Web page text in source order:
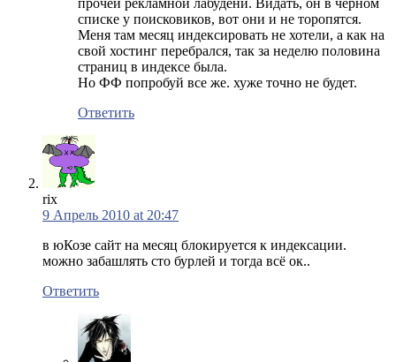
прочей рекламной лабудени. Видать, он в черном
списке у поисковиков, вот они и не торопятся.
Меня там месяц индексировать не хотели, а как на
свой хостинг перебрался, так за неделю половина
страниц в индексе была.
Но ФФ попробуй все же. хуже точно не будет.
Ответить
rix
9 Апрель 2010 at 20:47
в юКозе сайт на месяц блокируется к индексации.
можно забашлять сто бурлей и тогда всё ок..
Ответить